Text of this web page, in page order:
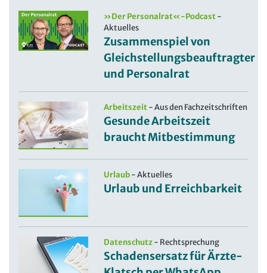
»Der Personalrat«-Podcast-
Aktuelles
Zusammenspiel von
Gleichstellungsbeauftragter
und Personalrat
Arbeitszeit-Aus den Fachzeitschriften
Gesunde Arbeitszeit
braucht Mitbestimmung
Urlaub-Aktuelles
Urlaub und Erreichbarkeit
Datenschutz- Rechtsprechung
Schadensersatz für Ärzte-